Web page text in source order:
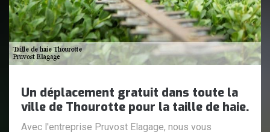
Un déplacement gratuit dans toute la
ville de Thourotte pour la taille de haie.
Avec l'entreprise Pruvost Elagage, nous vous